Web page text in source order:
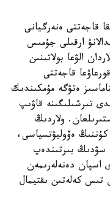
قاجەتتى ەنەرگيانى
ارقىلى جۇمىس
الۋعا بولاتىنىن
قاجەتتى
ەتۋگە مۇمكىندىك
تىرشىلىگىنە قاۋىپ
ولاردىڭ
ەۆوليۋتسياسى،
سۋدىڭ بىرتىندەپ
دەنەلەرىمەن
كەلەتىن ىقتيمال